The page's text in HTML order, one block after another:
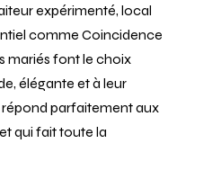
expérimenté, local
comme Coincidence
mariés font le choix
élégante et à leur
parfaitement aux
qui fait toute la